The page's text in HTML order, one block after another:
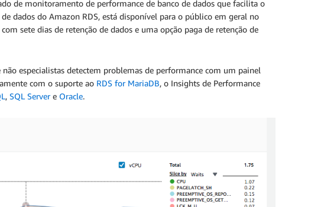
de monitoramento de performance de banco de dados que facilita o
dados do Amazon RDS, está disponível para o público em geral no
sete dias de retenção de dados e uma opção paga de retenção de
especialistas detectem problemas de performance com um painel
com o suporte ao RDS for MariaDB, o Insights de Performance
, SQL Servere Oracle.